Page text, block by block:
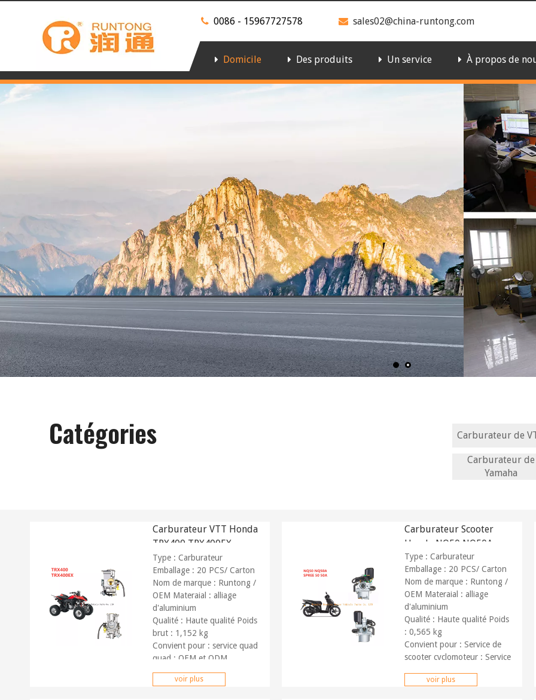
 0086 - 15967727578  sales02@china-runtong.com
Domicile Des produits Un service À propos de
Catégories Carburateur de
Carburateur de
Yamaha
Carburateur VTT Honda
TRX400 TRX400EX
Type : Carburateur
Emballage : 20 PCS/ Carton
Nom de marque : Runtong /
OEM Materaial : alliage
d'aluminium
Qualité : Haute qualité Poids
brut : 1,152 kg
Convient pour : service quad
quad : OEM et ODM
Marché : Partout dans le
monde Paiement :T/T,
voir plus
Carburateur Scooter
Honda NQ50 NQ50A
Spree 50cc
Type : Carburateur
Emballage : 20 PCS/ Carton
Nom de marque : Runtong /
OEM Materaial : alliage
d'aluminium
Qualité : Haute qualité Poids
: 0,565 kg
Convient pour : Service de
scooter cyclomoteur : Service
Marché : Partout dans le
voir plus